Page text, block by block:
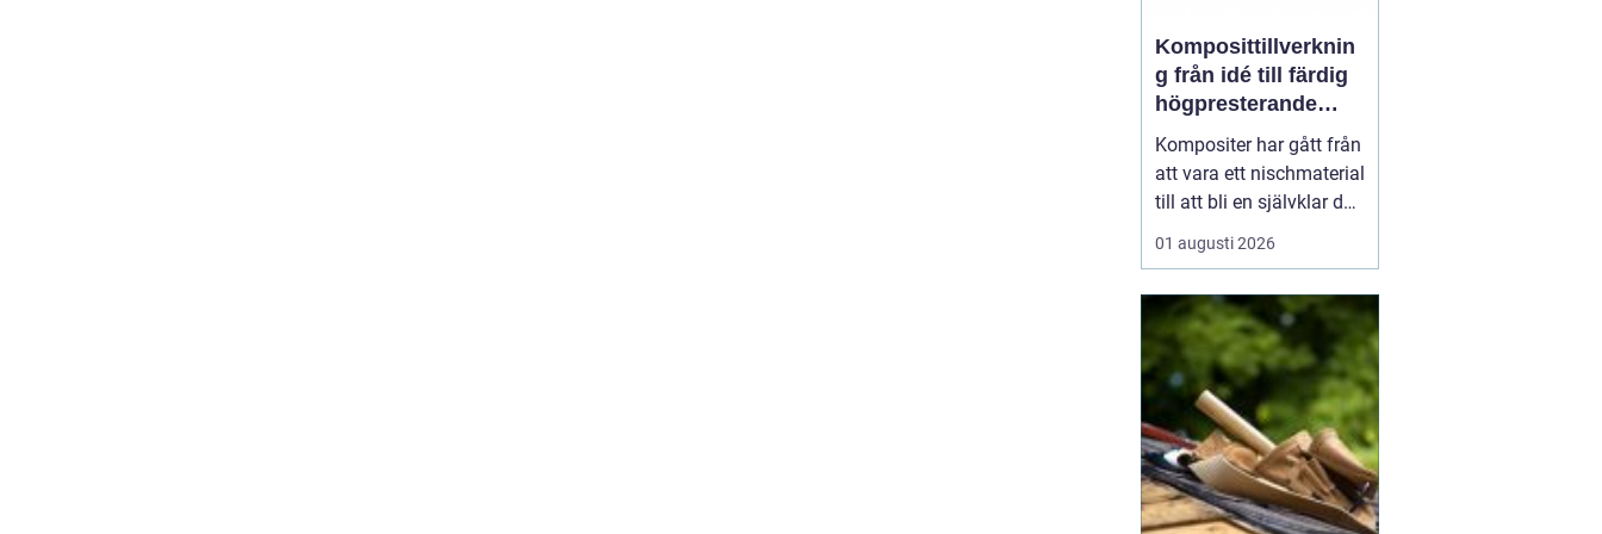
Komposittillverknin
g från idé till färdig
högpresterande
produkt
Kompositer har gått från
att vara ett nischmaterial
till att bli en självklar del
i allt från vindkraftverk
och tåg till
specialfordon.
Komposittillverkning
handlar om att
kombinera två eller fler
material för att skapa
något som...
01 augusti 2026